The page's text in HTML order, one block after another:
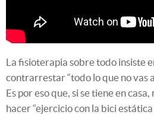
La fisioterapia sobre todo insiste
contrarrestar “todo lo que no vas
Es por eso que, si se tiene en
hacer “ejercicio con la bici estática